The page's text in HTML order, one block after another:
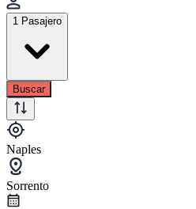
1 Pasajero
Buscar
Naples
Sorrento